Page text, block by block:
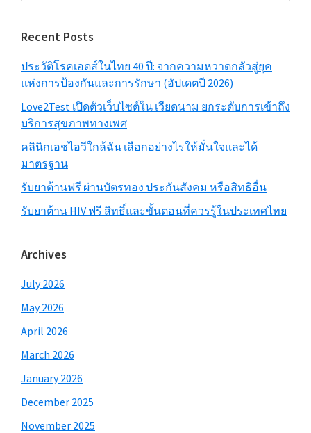
Recent Posts
ประวัติโรคเอดส์ในไทย 40 ปี: จากความหวาดกลัวสู่ยุค
แห่งการป้องกันและการรักษา (อัปเดตปี 2026)
Love2Test เปิดตัวเว็บไซต์ใน เวียดนาม ยกระดับการเข้าถึง
บริการสุขภาพทางเพศ
คลินิกเอชไอวีใกล้ฉัน เลือกอย่างไรให้มั่นใจและได้
มาตรฐาน
รับยาต้านฟรี ผ่านบัตรทอง ประกันสังคม หรือสิทธิอื่น
รับยาต้าน HIV ฟรี สิทธิ์และขั้นตอนที่ควรรู้ในประเทศไทย
Archives
July 2026
May 2026
April 2026
March 2026
January 2026
December 2025
November 2025